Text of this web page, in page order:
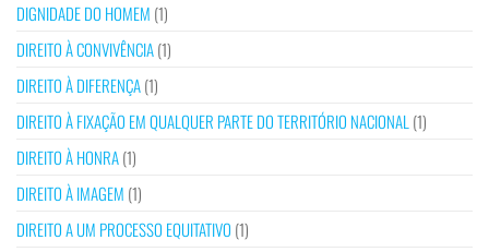
DIGNIDADE DO HOMEM (1)
DIREITO À CONVIVÊNCIA(1)
DIREITO À DIFERENÇA(1)
DIREITO À FIXAÇÃO EM QUALQUER PARTE DO TERRITÓRIO NACIONAL (1)
DIREITO À HONRA(1)
DIREITO À IMAGEM (1)
DIREITO A UM PROCESSO EQUITATIVO (1)